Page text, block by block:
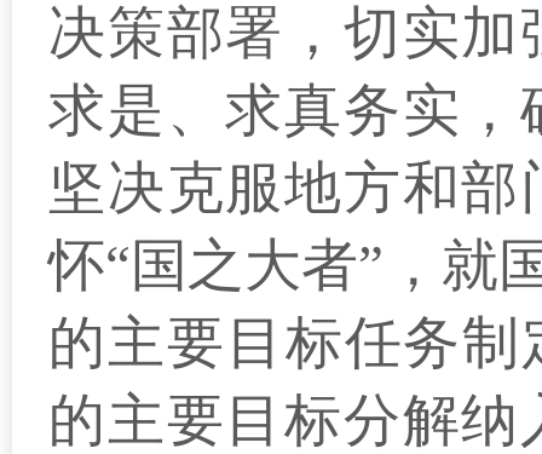
决策部署，切实
求是、求真务实
坚决克服地方和
怀“国之大者”，就
的主要目标任务
的主要目标分解